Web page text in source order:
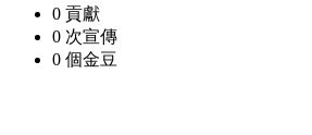
0 貢獻
0 次宣傳
0 個金豆